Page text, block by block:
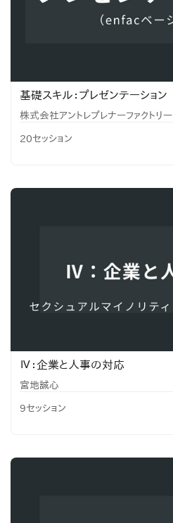
基礎スキル：プレゼンテーション
株式会社アントレプレナーファクトリー
20セッション
Ⅳ：企業と人事の対応
宮地誠心
9セッション